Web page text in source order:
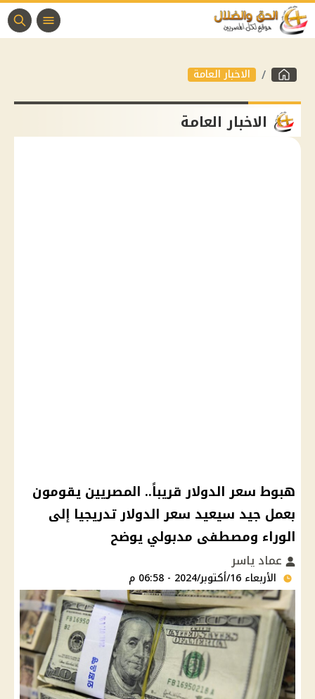
الاخبار العامة
الاخبار العامة
هبوط سعر الدولار قريباً.. المصريين يقومون
بعمل جيد سيعيد سعر الدولار تدريجيا إلى
الوراء ومصطفى مدبولي يوضح
عماد ياسر
الأربعاء 16/أكتوبر/2024 - 06:58 م